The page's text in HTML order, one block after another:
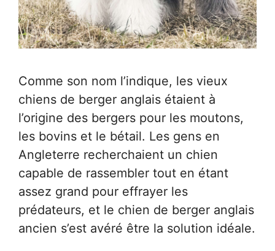
Comme son nom l’indique, les vieux
chiens de berger anglais étaient à
l’origine des bergers pour les moutons,
les bovins et le bétail. Les gens en
Angleterre recherchaient un chien
capable de rassembler tout en étant
assez grand pour effrayer les
prédateurs, et le chien de berger anglais
ancien s’est avéré être la solution idéale.